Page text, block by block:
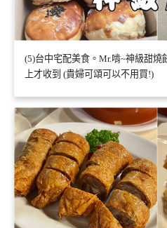
(5)台中宅配美食。Mr.啃~神級甜
上才收到 (貴婦可頌可以不用買!)